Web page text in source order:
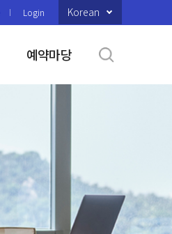
Login Korean
예약마당